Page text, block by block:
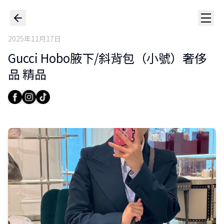
2025年11月17日
Gucci Hobo腋下/斜背包（小號）奢侈
品 精品